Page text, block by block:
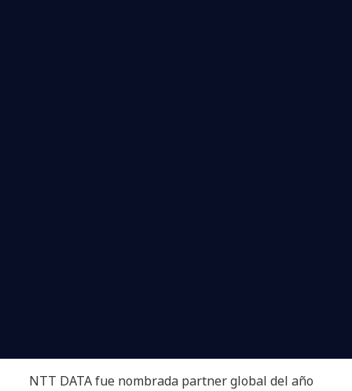
NTT DATA fue nombrada partner global del año